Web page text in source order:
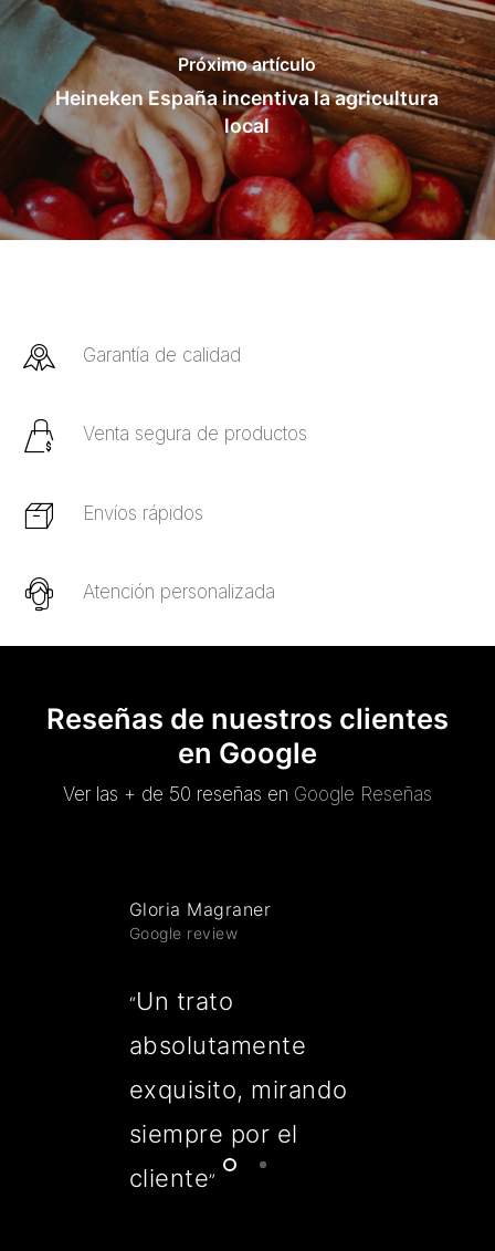
Próximo artículo
Heineken España incentiva la agricultura
local
Garantía de calidad
Venta segura de productos
Envíos rápidos
Atención personalizada
Reseñas de nuestros clientes
en Google
Ver las + de 50 reseñas en Google Reseñas
Gloria Magraner
Google review
“Un trato
absolutamente
exquisito, mirando
siempre por el
cliente”